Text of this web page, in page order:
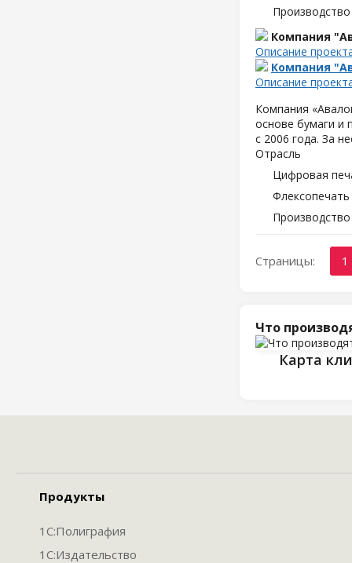
Компания
Описание
Компания
Описание
Компания
основе бумаги и
с 2006 года. За
Отрасль
Цифровая
Страницы: 1
Что
Карта
Продукты
1С:Полиграфия
1С:Издательство